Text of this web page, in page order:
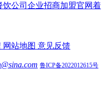
饮公司企业招商加盟官网着
网站地图 意见反馈
鲁ICP备2022012615号